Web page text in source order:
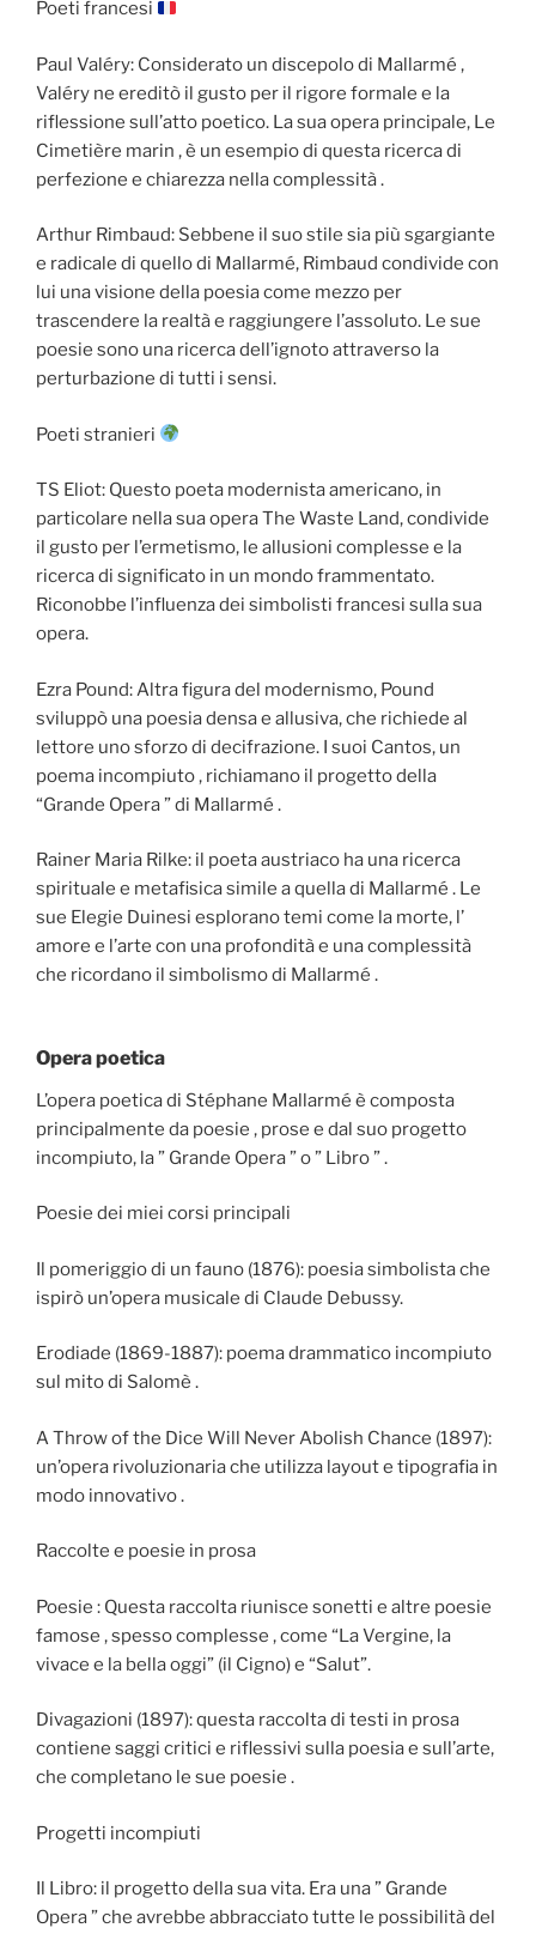
Poeti francesi
Paul Valéry: Considerato un discepolo di Mallarmé ,
Valéry ne ereditò il gusto per il rigore formale e la
riflessione sull’atto poetico. La sua opera principale, Le
Cimetière marin , è un esempio di questa ricerca di
perfezione e chiarezza nella complessità .
Arthur Rimbaud: Sebbene il suo stile sia più sgargiante
e radicale di quello di Mallarmé, Rimbaud condivide con
lui una visione della poesia come mezzo per
trascendere la realtà e raggiungere l’assoluto. Le sue
poesie sono una ricerca dell’ignoto attraverso la
perturbazione di tutti i sensi.
Poeti stranieri
TS Eliot: Questo poeta modernista americano, in
particolare nella sua opera The Waste Land, condivide
il gusto per l’ermetismo, le allusioni complesse e la
ricerca di significato in un mondo frammentato.
Riconobbe l’influenza dei simbolisti francesi sulla sua
opera.
Ezra Pound: Altra figura del modernismo, Pound
sviluppò una poesia densa e allusiva, che richiede al
lettore uno sforzo di decifrazione. I suoi Cantos, un
poema incompiuto , richiamano il progetto della
“Grande Opera ” di Mallarmé .
Rainer Maria Rilke: il poeta austriaco ha una ricerca
spirituale e metafisica simile a quella di Mallarmé . Le
sue Elegie Duinesi esplorano temi come la morte, l’
amore e l’arte con una profondità e una complessità
che ricordano il simbolismo di Mallarmé .
Opera poetica
L’opera poetica di Stéphane Mallarmé è composta
principalmente da poesie , prose e dal suo progetto
incompiuto, la ” Grande Opera ” o ” Libro ” .
Poesie dei miei corsi principali
Il pomeriggio di un fauno (1876): poesia simbolista che
ispirò un’opera musicale di Claude Debussy.
Erodiade (1869-1887): poema drammatico incompiuto
sul mito di Salomè .
A Throw of the Dice Will Never Abolish Chance (1897):
un’opera rivoluzionaria che utilizza layout e tipografia in
modo innovativo .
Raccolte e poesie in prosa
Poesie : Questa raccolta riunisce sonetti e altre poesie
famose , spesso complesse , come “La Vergine, la
vivace e la bella oggi” (il Cigno) e “Salut”.
Divagazioni (1897): questa raccolta di testi in prosa
contiene saggi critici e riflessivi sulla poesia e sull’arte,
che completano le sue poesie .
Progetti incompiuti
Il Libro: il progetto della sua vita. Era una ” Grande
Opera ” che avrebbe abbracciato tutte le possibilità del